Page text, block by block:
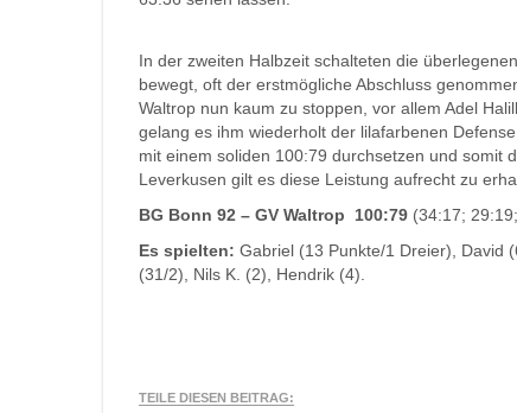
In der zweiten Halbzeit schalteten die
bewegt, oft der erstmögliche Abschluss
Waltrop nun kaum zu stoppen, vor allem Adel
gelang es ihm wiederholt der lilafarbenen
mit einem soliden 100:79 durchsetzen und somit
Leverkusen gilt es diese Leistung aufrecht zu
BG Bonn 92 – GV Waltrop 100:79 (34:17;
Es spielten: Gabriel (13 Punkte/1 Dreier), David
(31/2), Nils K. (2), Hendrik (4).
TEILE DIESEN BEITRAG: